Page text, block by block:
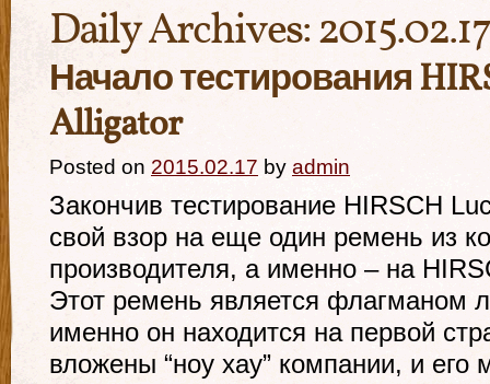
Daily Archives:2015.02.17
Начало тестирования
Alligator
Posted on 2015.02.17 by admin
Закончив тестирование HIRSCH
свой взор на еще один ремень из
производителя, а именно – на
Этот ремень является флагманом
именно он находится на первой
вложены “ноу хау” компании, и